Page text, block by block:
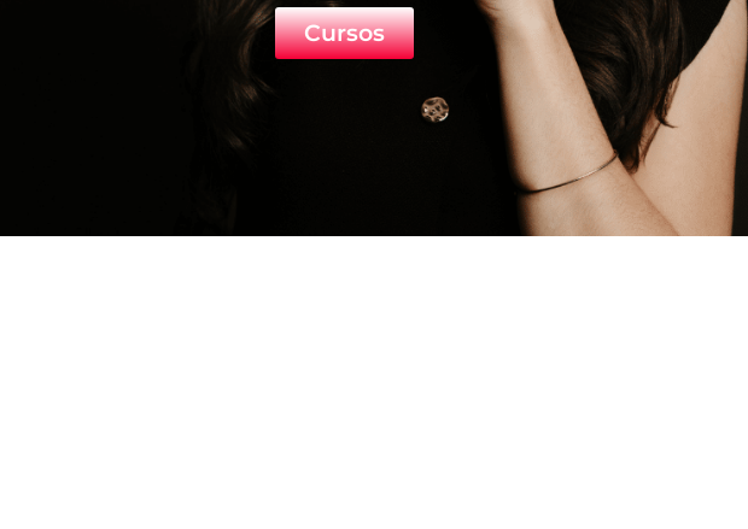
Cursos